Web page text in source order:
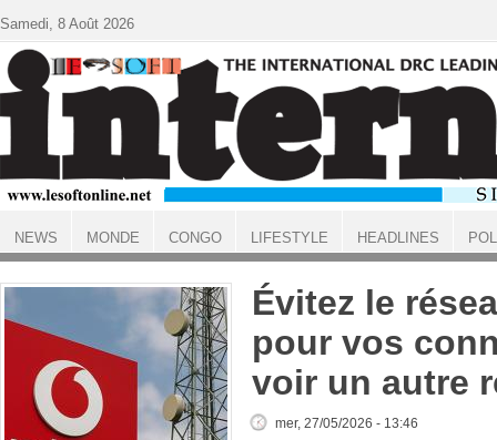
ACCUEIL
Évitez le
pour vos
voir un autre
mer, 27/05/2026 - 13:46
Samedi, 8 Août 2026
NEWS MONDE CONGO LIFESTYLE HEADLINES